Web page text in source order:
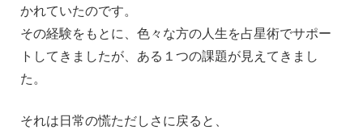
かれていたのです。
その経験をもとに、色々な方の人生を占星術でサポー
トしてきましたが、ある１つの課題が見えてきまし
た。
それは日常の慌ただしさに戻ると、